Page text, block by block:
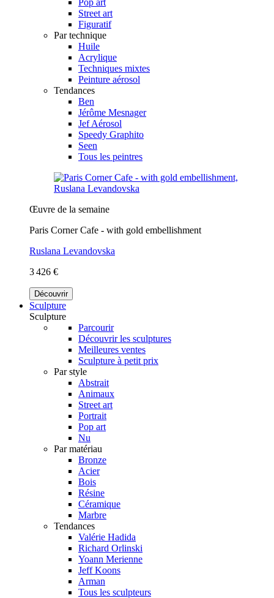
Street art
Figuratif
Par technique
Huile
Acrylique
Techniques mixtes
Peinture aérosol
Tendances
Ben
Jérôme Mesnager
Jef Aérosol
Speedy Graphito
Seen
Tous les peintres
Œuvre de la semaine
Paris Corner Cafe - with gold embellishment
Ruslana Levandovska
3 426 €
Découvrir
Sculpture
Sculpture
Parcourir
Découvrir les sculptures
Meilleures ventes
Sculpture à petit prix
Par style
Abstrait
Animaux
Street art
Portrait
Pop art
Nu
Par matériau
Bronze
Acier
Bois
Résine
Céramique
Marbre
Tendances
Valérie Hadida
Richard Orlinski
Yoann Merienne
Jeff Koons
Arman
Tous les sculpteurs